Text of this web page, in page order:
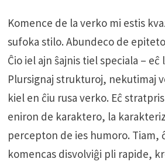
Komence de la verko mi estis
sufoka stilo. Abundeco de
Ĉio iel ajn ŝajnis tiel speciala –
Plursignaj strukturoj, nekutimaj
kiel en ĉiu rusa verko. Eĉ
eniron de karaktero, la
percepton de ies humoro. Tiam,
komencas disvolviĝi pli rapide,